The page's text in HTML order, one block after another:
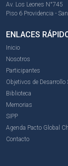
Av. Los Leones N°745
Piso 6 Providencia -
ENLACES
Inicio
Nosotros
Participantes
Objetivos de Desarrollo
Biblioteca
Memorias
SIPP
Agenda Pacto Global
Contacto